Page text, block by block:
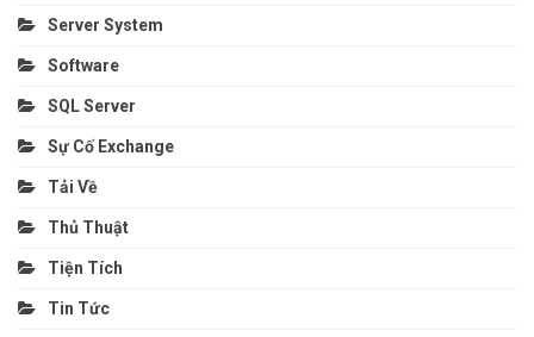
Server System
Software
SQL Server
Sự Cố Exchange
Tải Về
Thủ Thuật
Tiện Tích
Tin Tức